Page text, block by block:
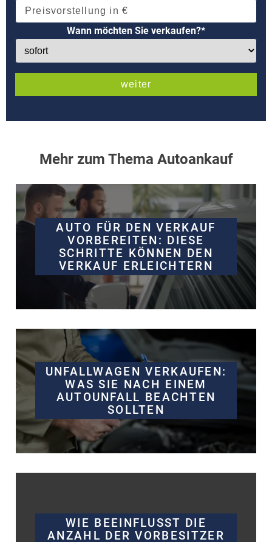
Wann möchten Sie verkaufen?*
Mehr zum Thema Autoankauf
AUTO FÜR DEN VERKAUF
VORBEREITEN: DIESE
SCHRITTE KÖNNEN DEN
VERKAUF ERLEICHTERN
UNFALLWAGEN VERKAUFEN:
WAS SIE NACH EINEM
AUTOUNFALL BEACHTEN
SOLLTEN
WIE BEEINFLUSST DIE
ANZAHL DER VORBESITZER